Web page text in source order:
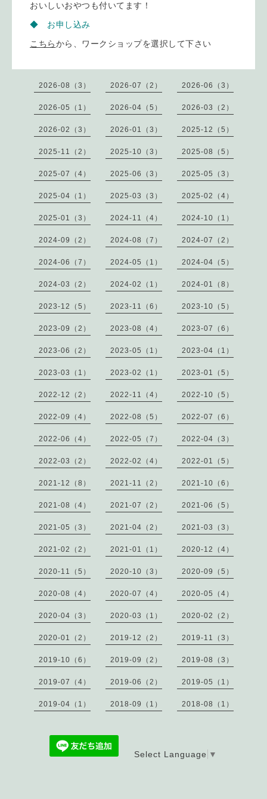
おいしいおやつも付いてます！
◆ お申し込み
こちらから、ワークショップを選択して下さい
2026-08（3） 2026-07（2） 2026-06（3）
2026-05（1） 2026-04（5） 2026-03（2）
2026-02（3） 2026-01（3） 2025-12（5）
2025-11（2） 2025-10（3） 2025-08（5）
2025-07（4） 2025-06（3） 2025-05（3）
2025-04（1） 2025-03（3） 2025-02（4）
2025-01（3） 2024-11（4） 2024-10（1）
2024-09（2） 2024-08（7） 2024-07（2）
2024-06（7） 2024-05（1） 2024-04（5）
2024-03（2） 2024-02（1） 2024-01（8）
2023-12（5） 2023-11（6） 2023-10（5）
2023-09（2） 2023-08（4） 2023-07（6）
2023-06（2） 2023-05（1） 2023-04（1）
2023-03（1） 2023-02（1） 2023-01（5）
2022-12（2） 2022-11（4） 2022-10（5）
2022-09（4） 2022-08（5） 2022-07（6）
2022-06（4） 2022-05（7） 2022-04（3）
2022-03（2） 2022-02（4） 2022-01（5）
2021-12（8） 2021-11（2） 2021-10（6）
2021-08（4） 2021-07（2） 2021-06（5）
2021-05（3） 2021-04（2） 2021-03（3）
2021-02（2） 2021-01（1） 2020-12（4）
2020-11（5） 2020-10（3） 2020-09（5）
2020-08（4） 2020-07（4） 2020-05（4）
2020-04（3） 2020-03（1） 2020-02（2）
2020-01（2） 2019-12（2） 2019-11（3）
2019-10（6） 2019-09（2） 2019-08（3）
2019-07（4） 2019-06（2） 2019-05（1）
2019-04（1） 2018-09（1） 2018-08（1）
Select Language ▼